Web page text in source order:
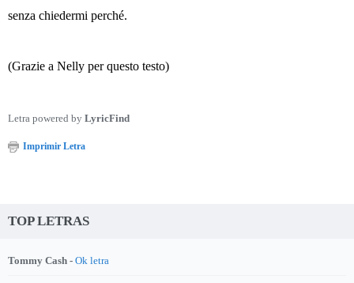
senza chiedermi perché.
(Grazie a Nelly per questo testo)
Letra powered by LyricFind
Imprimir Letra
TOP LETRAS
Tommy Cash - Ok letra